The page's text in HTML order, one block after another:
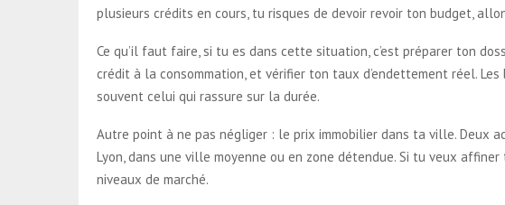
plusieurs crédits en cours, tu risques de devoir revoir ton budget,
Ce qu’il faut faire, si tu es dans cette situation, c’est préparer ton
crédit à la consommation, et vérifier ton taux d’endettement réel.
souvent celui qui rassure sur la durée.
Autre point à ne pas négliger : le prix immobilier dans ta ville. Deux
Lyon, dans une ville moyenne ou en zone détendue. Si tu veux
niveaux de marché.